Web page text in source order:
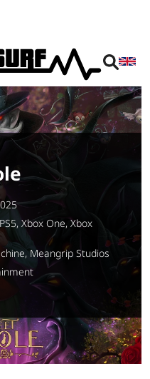
Xbox One, Xbox
Meangrip Studios